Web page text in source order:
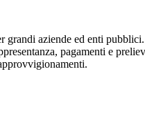
grandi aziende ed enti
pagamenti e